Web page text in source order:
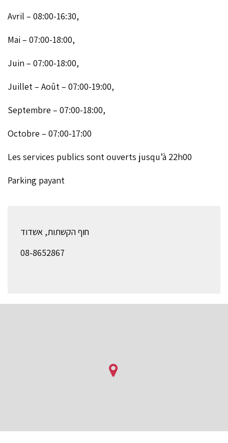
Avril – 08:00-16:30,
Mai – 07:00-18:00,
Juin – 07:00-18:00,
Juillet – Août – 07:00-19:00,
Septembre – 07:00-18:00,
Octobre – 07:00-17:00
Les services publics sont ouverts jusqu’à 22h00
Parking payant
חוף הקשתות, אשדוד
08-8652867